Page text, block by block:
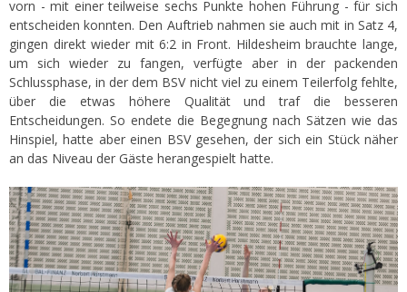
vorn - mit einer teilweise sechs Punkte hohen Führung - für sich
entscheiden konnten. Den Auftrieb nahmen sie auch mit in Satz 4,
gingen direkt wieder mit 6:2 in Front. Hildesheim brauchte lange,
um sich wieder zu fangen, verfügte aber in der packenden
Schlussphase, in der dem BSV nicht viel zu einem Teilerfolg fehlte,
über die etwas höhere Qualität und traf die besseren
Entscheidungen. So endete die Begegnung nach Sätzen wie das
Hinspiel, hatte aber einen BSV gesehen, der sich ein Stück näher
an das Niveau der Gäste herangespielt hatte.